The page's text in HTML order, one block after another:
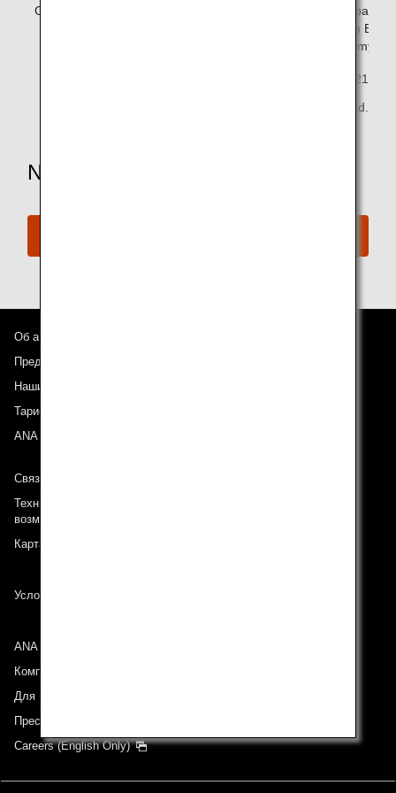
Group5
Aisle seat
in Premium
and Economy
November 1, 2021
All Nippon Airways Co., Ltd.
Need More Assistance?
Об авиакомпании ANA
Предложения и объявления
Наши направления
Тариф ANA Experience
ANA Mileage Club
Связь с ANA
Техническая поддержка (Для клиентов с ограниченными
возможностями)
Карта сайта
Условия перевозки
ANA Group
Компании группы
Для инвесторов
Пресс-релизы
Careers (English Only)